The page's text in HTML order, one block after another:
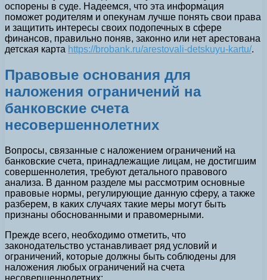
оспорены в суде. Надеемся, что эта информация
поможет родителям и опекунам лучше понять свои права
и защитить интересы своих подопечных в сфере
финансов, правильно поняв, законно или нет арестована
детская карта https://brobank.ru/arestovali-detskuyu-kartu/.
Правовые основания для
наложения ограничений на
банковские счета
несовершеннолетних
Вопросы, связанные с наложением ограничений на
банковские счета, принадлежащие лицам, не достигшим
совершеннолетия, требуют детального правового
анализа. В данном разделе мы рассмотрим основные
правовые нормы, регулирующие данную сферу, а также
разберем, в каких случаях такие меры могут быть
признаны обоснованными и правомерными.
Прежде всего, необходимо отметить, что
законодательство устанавливает ряд условий и
ограничений, которые должны быть соблюдены для
наложения любых ограничений на счета
несовершеннолетних: